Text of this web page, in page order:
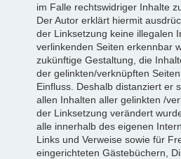
im Falle rechtswidriger Inhalte
Der Autor erklärt hiermit
der Linksetzung keine illegalen
verlinkenden Seiten erkennbar
zukünftige Gestaltung, die
der gelinkten/verknüpften
Einfluss. Deshalb distanziert er
allen Inhalten aller gelinkten /
der Linksetzung verändert
alle innerhalb des eigenen
Links und Verweise sowie für
eingerichteten Gästebüchern,